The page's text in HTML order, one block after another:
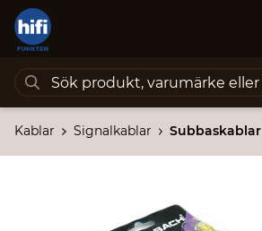
Kablar Signalkablar Subbaskablar